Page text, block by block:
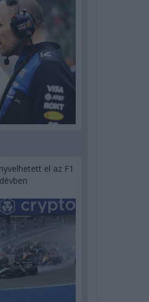
el az F1